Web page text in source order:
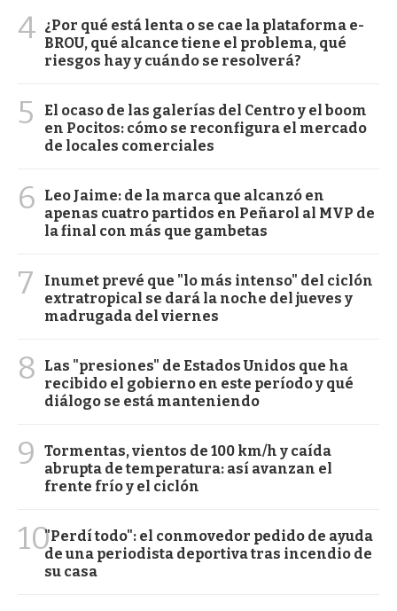
4 ¿Por qué está lenta o se cae la plataforma e-
BROU, qué alcance tiene el problema, qué
riesgos hay y cuándo se resolverá?
5
El ocaso de las galerías del Centro y el boom
en Pocitos: cómo se reconfigura el mercado
de locales comerciales
6
Leo Jaime: de la marca que alcanzó en
apenas cuatro partidos en Peñarol al MVP de
la final con más que gambetas
7
Inumet prevé que "lo más intenso" del ciclón
extratropical se dará la noche del jueves y
madrugada del viernes
8
Las "presiones" de Estados Unidos que ha
recibido el gobierno en este período y qué
diálogo se está manteniendo
9
Tormentas, vientos de 100 km/h y caída
abrupta de temperatura: así avanzan el
frente frío y el ciclón
10"Perdí todo": el conmovedor pedido de ayuda
de una periodista deportiva tras incendio de
su casa